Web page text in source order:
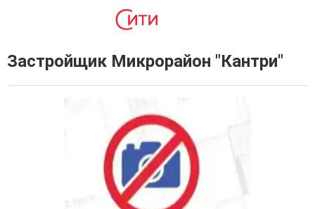
Застройщик Микрорайон "Кантри"